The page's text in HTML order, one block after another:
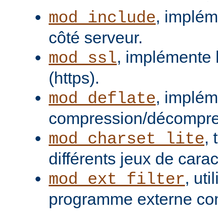
mod_include,
côté serveur.
mod_ssl, implémente
(https).
mod_deflate,
compression/
mod_charset_lite,
différents jeux de
mod_ext_filter,
programme externe